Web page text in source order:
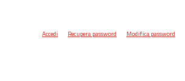
Accedi Recupera password Modifica password